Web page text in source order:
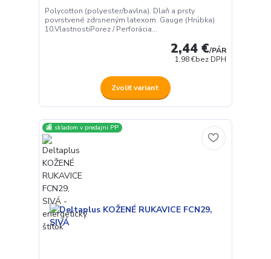
Polycotton (polyester/bavlna). Dlaň a prsty
povrstvené zdrsneným latexom. Gauge (Hrúbka)
10.VlastnostiPorez / Perforácia...
2,44 €/PÁR
1,98 €bez DPH
Zvoliť variant
🏬 skladom v predajni PP